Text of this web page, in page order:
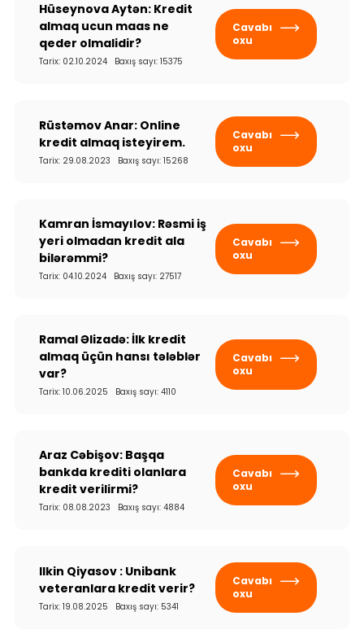
Hüseynova Aytən: Kredit
almaq ucun maas ne
qeder olmalidir?
Tarix: 02.10.2024 Baxış sayı: 15375
Cavabı
oxu
Rüstəmov Anar: Online
kredit almaq isteyirem.
Tarix: 29.08.2023 Baxış sayı: 15268
Cavabı
oxu
Kamran İsmayılov: Rəsmi iş
yeri olmadan kredit ala
bilərəmmi?
Tarix: 04.10.2024 Baxış sayı: 27517
Cavabı
oxu
Ramal Əlizadə: İlk kredit​
almaq üçün hansı tələblər
var?
Tarix: 10.06.2025 Baxış sayı: 4110
Cavabı
oxu
Araz Cəbişov: Başqa
bankda krediti olanlara
kredit verilirmi?
Tarix: 08.08.2023 Baxış sayı: 4884
Cavabı
oxu
Ilkin Qiyasov : Unibank
veteranlara kredit verir?
Tarix: 19.08.2025 Baxış sayı: 5341
Cavabı
oxu